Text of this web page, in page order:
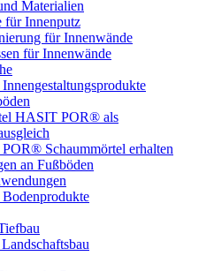
Materialien
für Innenputz
für Innenwände
für Innenwände
HASIT POR® als
Schaummörtel erhalten
an Fußböden